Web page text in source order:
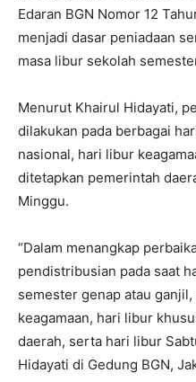
Edaran BGN Nomor 12
menjadi dasar peniadaan
masa libur sekolah
Menurut Khairul Hidayati,
dilakukan pada berbagai
nasional, hari libur
ditetapkan pemerintah
Minggu.
“Dalam menangkap
pendistribusian pada saat
semester genap atau
keagamaan, hari libur
daerah, serta hari libur
Hidayati di Gedung BGN,